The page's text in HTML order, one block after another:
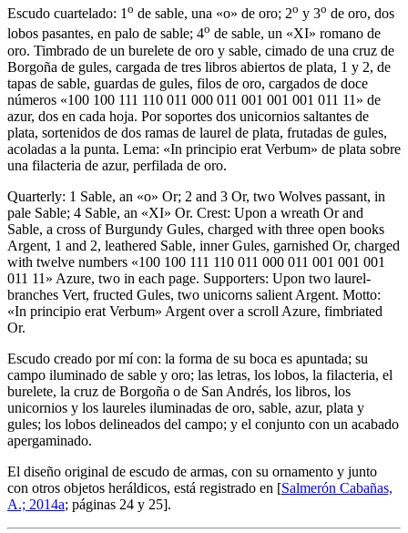
Escudo cuartelado: 1 o de sable, una «o» de oro; 2o y 3o de oro, dos
lobos pasantes, en palo de sable; 4o de sable, un «XI» romano de
oro. Timbrado de un burelete de oro y sable, cimado de una cruz de
Borgoña de gules, cargada de tres libros abiertos de plata, 1 y 2, de
tapas de sable, guardas de gules, filos de oro, cargados de doce
números «100 100 111 110 011 000 011 001 001 001 011 11» de
azur, dos en cada hoja. Por soportes dos unicornios saltantes de
plata, sortenidos de dos ramas de laurel de plata, frutadas de gules,
acoladas a la punta. Lema: «In principio erat Verbum» de plata sobre
una filacteria de azur, perfilada de oro.
Quarterly: 1 Sable, an «o» Or; 2 and 3 Or, two Wolves passant, in
pale Sable; 4 Sable, an «XI» Or. Crest: Upon a wreath Or and
Sable, a cross of Burgundy Gules, charged with three open books
Argent, 1 and 2, leathered Sable, inner Gules, garnished Or, charged
with twelve numbers «100 100 111 110 011 000 011 001 001 001
011 11» Azure, two in each page. Supporters: Upon two laurel-
branches Vert, fructed Gules, two unicorns salient Argent. Motto:
«In principio erat Verbum» Argent over a scroll Azure, fimbriated
Or.
Escudo creado por mí con: la forma de su boca es apuntada; su
campo iluminado de sable y oro; las letras, los lobos, la filacteria, el
burelete, la cruz de Borgoña o de San Andrés, los libros, los
unicornios y los laureles iluminadas de oro, sable, azur, plata y
gules; los lobos delineados del campo; y el conjunto con un acabado
apergaminado.
El diseño original de escudo de armas, con su ornamento y junto
con otros objetos heráldicos, está registrado en [Salmerón Cabañas,
A.; 2014a; páginas 24 y 25].